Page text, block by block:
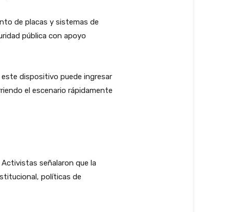
de placas y sistemas de
pública con apoyo
dispositivo puede ingresar
el escenario rápidamente
señalaron que la
políticas de